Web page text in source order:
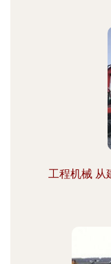
工程机械 从